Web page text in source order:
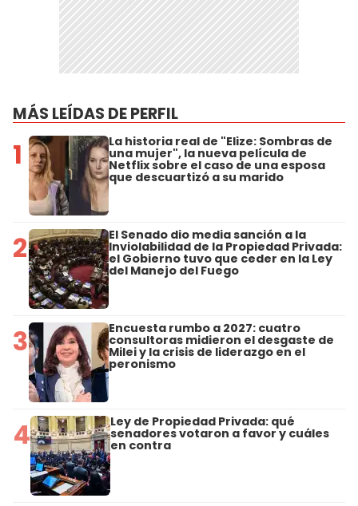
MÁS LEÍDAS DE PERFIL
1 La historia real de "Elize: Sombras de
una mujer", la nueva película de
Netflix sobre el caso de una esposa
que descuartizó a su marido
2 El Senado dio media sanción a la
Inviolabilidad de la Propiedad Privada:
el Gobierno tuvo que ceder en la Ley
del Manejo del Fuego
3 Encuesta rumbo a 2027: cuatro
consultoras midieron el desgaste de
Milei y la crisis de liderazgo en el
peronismo
4 Ley de Propiedad Privada: qué
senadores votaron a favor y cuáles
en contra